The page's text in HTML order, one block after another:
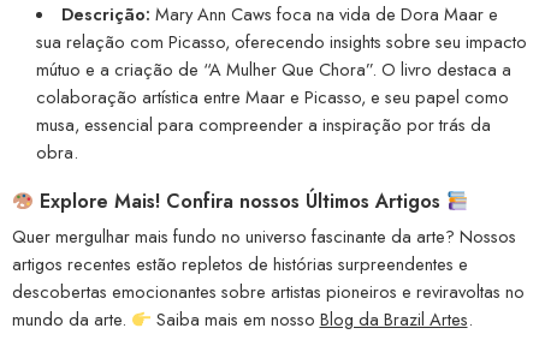
Descrição: Mary Ann Caws foca na vida de Dora Maar e
sua relação com Picasso, oferecendo insights sobre seu impacto
mútuo e a criação de “A Mulher Que Chora”. O livro destaca a
colaboração artística entre Maar e Picasso, e seu papel como
musa, essencial para compreender a inspiração por trás da
obra.
Explore Mais! Confira nossos Últimos Artigos
Quer mergulhar mais fundo no universo fascinante da arte? Nossos
artigos recentes estão repletos de histórias surpreendentes e
descobertas emocionantes sobre artistas pioneiros e reviravoltas no
mundo da arte.
Saiba mais em nosso Blog da Brazil Artes.